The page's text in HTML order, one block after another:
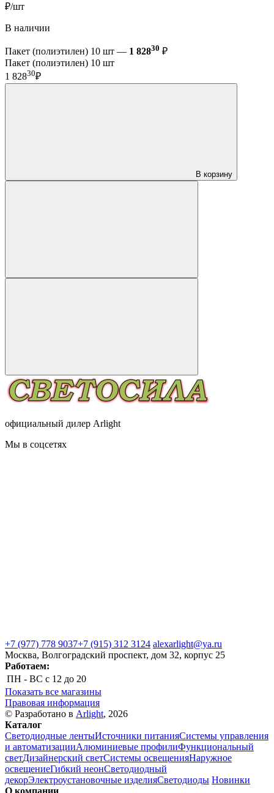
₽/шт
В наличии
Пакет (полиэтилен) 10 шт — 1 82830 ₽
Пакет (полиэтилен) 10 шт
1 82830₽
В корзину
официальный дилер Arlight
Мы в соцсетях
+7 (977) 778 9037+7 (915) 312 3124 alexarlight@ya.ru
Москва, Волгоградский проспект, дом 32, корпус 25
Работаем:
ПН - ВС с 12 до 20
Показать все магазины
Правовая информация
© Разработано в Arlight, 2026
Каталог
Светодиодные лентыИсточники питанияСистемы управления
и автоматизацииАлюминиевые профилиФункциональный
светДизайнерский светСистемы освещенияНаружное
освещениеГибкий неонСветодиодный
декорЭлектроустановочные изделияСветодиоды Новинки
О компании